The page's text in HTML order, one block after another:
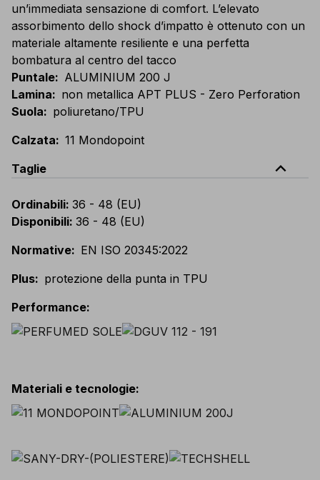
un’immediata sensazione di comfort. L’elevato
assorbimento dello shock d’impatto è ottenuto con un
materiale altamente resiliente e una perfetta
bombatura al centro del tacco
Puntale: ALUMINIUM 200 J
Lamina: non metallica APT PLUS - Zero Perforation
Suola: poliuretano/TPU
Calzata: 11 Mondopoint
Taglie
expand_less
Ordinabili: 36 - 48 (EU)
Disponibili: 36 - 48 (EU)
Normative: EN ISO 20345:2022
Plus: protezione della punta in TPU
Performance:
Materiali e tecnologie: